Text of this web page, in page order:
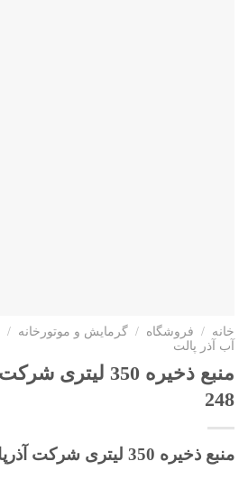
خانه / فروشگاه / گرمایش و موتورخانه /
آب آذر پالت
248
منبع ذخیره 350 لیتری شرکت آذرپالت مدل PT 248